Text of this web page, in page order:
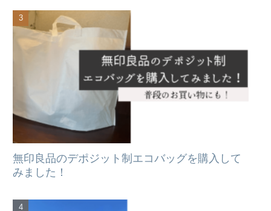
無印良品のデポジット制エコバッグを購入して
みました！